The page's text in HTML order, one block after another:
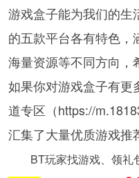
游戏盒子能为我们的生
的五款平台各有特色，
海量资源等不同方向，
如果你对游戏盒子有更
道专区（https://
汇集了大量优质游戏推
BT玩家找游戏、领礼